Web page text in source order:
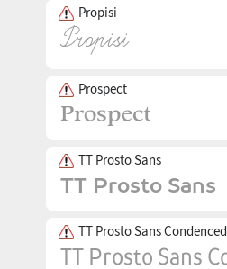
Propisi
Prospect
TT Prosto Sans
TT Prosto Sans Condenced